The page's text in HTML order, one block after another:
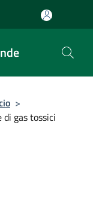
>
di gas tossici